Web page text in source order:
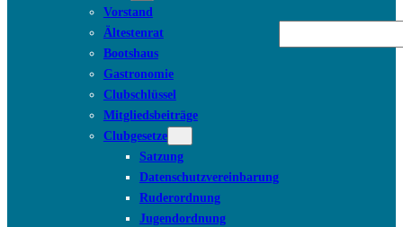
Vorstand
Ältestenrat
Bootshaus
Gastronomie
Clubschlüssel
Mitgliedsbeiträge
Clubgesetze
Satzung
Datenschutzvereinbarung
Ruderordnung
Jugendordnung